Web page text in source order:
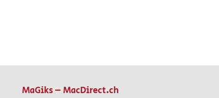
MaGiks – MacDirect.ch